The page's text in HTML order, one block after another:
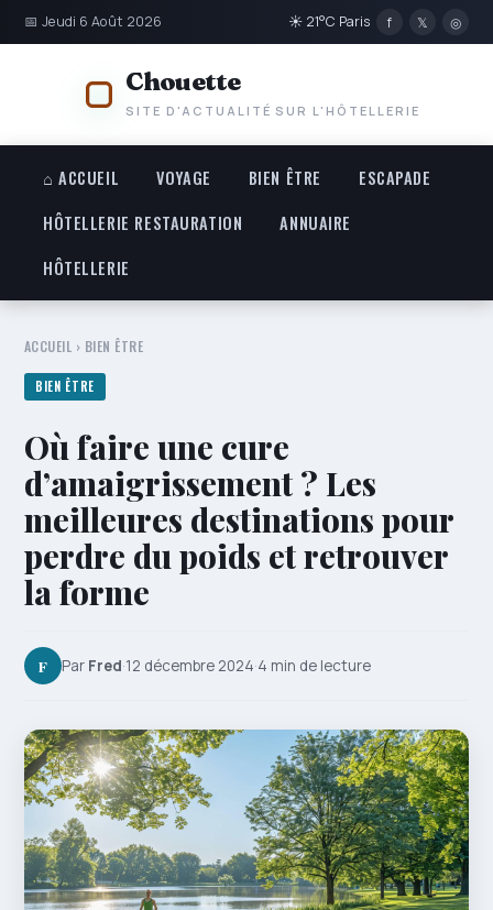
📅 Jeudi 6 Août 2026 ☀ 21°C Paris f 𝕏 ◎
Chouette
SITE D'ACTUALITÉ SUR L'HÔTELLERIE
⌂ ACCUEIL VOYAGE BIEN ÊTRE
ESCAPADE
HÔTELLERIE RESTAURATION
ANNUAIRE
HÔTELLERIE
ACCUEIL › BIEN ÊTRE
BIEN ÊTRE
Où faire une cure
d’amaigrissement ? Les
meilleures destinations pour
perdre du poids et retrouver
la forme
F Par Fred·12 décembre 2024·4 min de lecture